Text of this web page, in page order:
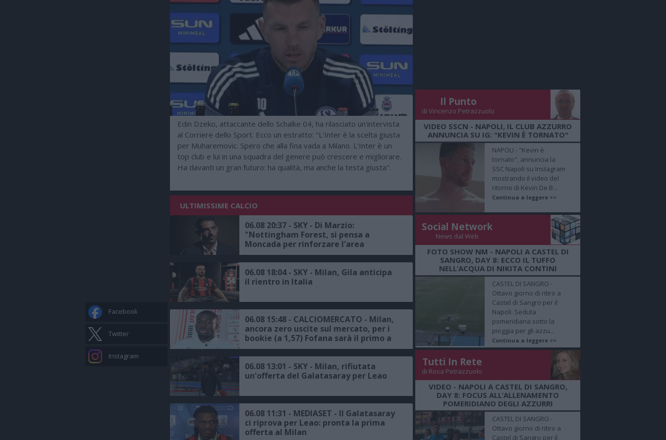
Facebook
Twitter
Instagram
Edin Dzeko, attaccante dello Schalke 04, ha rilasciato un'intervista
al Corriere dello Sport. Ecco un estratto: "L'Inter è la scelta giusta
per Muharemovic. Spero che alla fina vada a Milano. L'Inter è un
top club e lui in una squadra del genere può crescere e migliorare.
Ha davanti un gran futuro: ha qualità, ma anche la testa giusta".
ULTIMISSIME CALCIO
06.08 20:37 - SKY - Di Marzio:
"Nottingham Forest, si pensa a
Moncada per rinforzare l'area
sportiva, proposta all'ex dirigente del
Milan"
06.08 18:04 - SKY - Milan, Gila anticipa
il rientro in Italia
06.08 15:48 - CALCIOMERCATO - Milan,
ancora zero uscite sul mercato, per i
bookie (a 1,57) Fofana sarà il primo a
salutare
06.08 13:01 - SKY - Milan, rifiutata
un'offerta del Galatasaray per Leao
06.08 11:31 - MEDIASET - Il Galatasaray
ci riprova per Leao: pronta la prima
offerta al Milan
Il Punto
di Vincenzo Petrazzuolo
VIDEO SSCN - NAPOLI, IL CLUB AZZURRO
ANNUNCIA SU IG: "KEVIN È TORNATO"
NAPOLI - "Kevin è
tornato", annuncia la
SSC Napoli su Instagram
mostrando il video del
ritorno di Kevin De B...
Continua a leggere >>
Social Network
News dal Web
FOTO SHOW NM - NAPOLI A CASTEL DI
SANGRO, DAY 8: ECCO IL TUFFO
NELL’ACQUA DI NIKITA CONTINI
CASTEL DI SANGRO -
Ottavo giorno di ritiro a
Castel di Sangro per il
Napoli. Seduta
pomeridiana sotto la
pioggia per gli azzu...
Continua a leggere >>
Tutti In Rete
di Rosa Petrazzuolo
VIDEO - NAPOLI A CASTEL DI SANGRO,
DAY 8: FOCUS ALL’ALLENAMENTO
POMERIDIANO DEGLI AZZURRI
CASTEL DI SANGRO -
Ottavo giorno di ritiro a
Castel di Sangro per il